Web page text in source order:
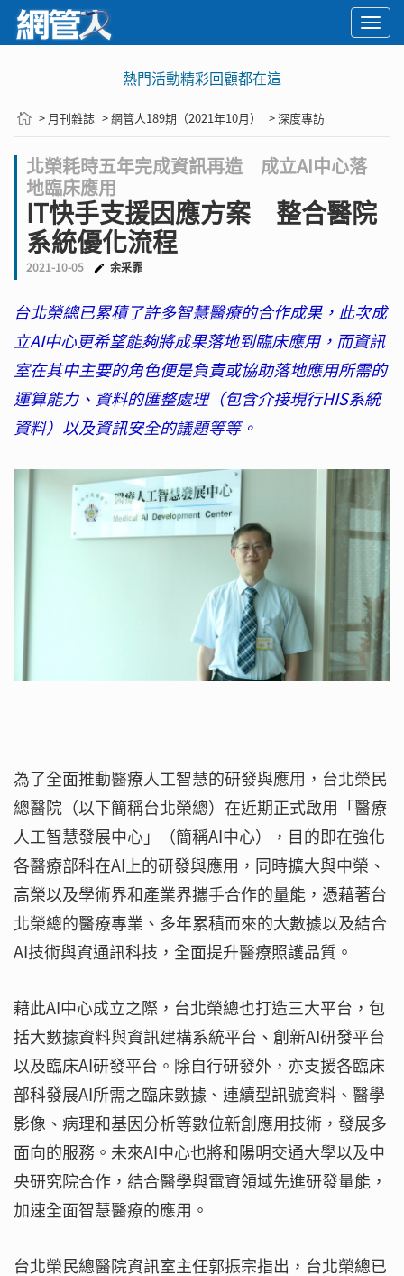
熱門活動精彩回顧都在這
> 月刊雜誌 > 網管人189期（2021年10月） > 深度專訪
北榮耗時五年完成資訊再造 成立AI中心落
地臨床應用
IT快手支援因應方案 整合醫院
系統優化流程
2021-10-05 余采霏
台北榮總已累積了許多智慧醫療的合作成果，此次成
立AI中心更希望能夠將成果落地到臨床應用，而資訊
室在其中主要的角色便是負責或協助落地應用所需的
運算能力、資料的匯整處理（包含介接現行HIS系統
資料）以及資訊安全的議題等等。
為了全面推動醫療人工智慧的研發與應用，台北榮民
總醫院（以下簡稱台北榮總）在近期正式啟用「醫療
人工智慧發展中心」（簡稱AI中心），目的即在強化
各醫療部科在AI上的研發與應用，同時擴大與中榮、
高榮以及學術界和產業界攜手合作的量能，憑藉著台
北榮總的醫療專業、多年累積而來的大數據以及結合
AI技術與資通訊科技，全面提升醫療照護品質。
藉此AI中心成立之際，台北榮總也打造三大平台，包
括大數據資料與資訊建構系統平台、創新AI研發平台
以及臨床AI研發平台。除自行研發外，亦支援各臨床
部科發展AI所需之臨床數據、連續型訊號資料、醫學
影像、病理和基因分析等數位新創應用技術，發展多
面向的服務。未來AI中心也將和陽明交通大學以及中
央研究院合作，結合醫學與電資領域先進研發量能，
加速全面智慧醫療的應用。
台北榮民總醫院資訊室主任郭振宗指出，台北榮總已